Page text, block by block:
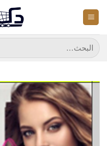
للمحتوى
البحث
عن: